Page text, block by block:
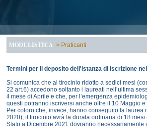
MODULISTICA > Praticanti
Termini per il deposito dell'istanza di iscrizione
Si comunica che al tirocinio ridotto a sedici mesi
22 art.6) accedono soltanto i laureati nell’ultima
il mese di Aprile e che, per l’emergenza
questi potranno iscriversi anche oltre il 10 Maggio
Per coloro che, invece, hanno conseguito la
2020), il tirocinio avrà la durata ordinaria di 18 mesi
Stato a Dicembre 2021 dovranno necessariamente